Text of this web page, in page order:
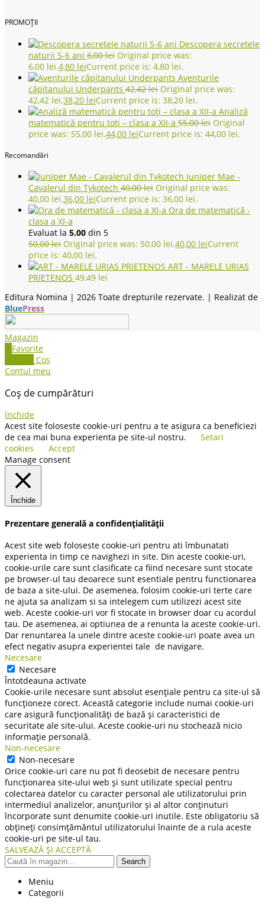
PROMOȚII
Descopera secretele
naturii 5-6 ani 6,00lei Original price was:
6,00 lei.4,80 leiCurrent price is: 4,80 lei.
Aventurile
căpitanului Underpants 42,42lei Original price was:
42,42 lei.38,20 leiCurrent price is: 38,20 lei.
Analiză
matematică pentru toţi – clasa a XII-a 55,00lei Original
price was: 55,00 lei.44,00 leiCurrent price is: 44,00 lei.
Recomandări
Juniper Mae -
Cavalerul din Tykotech 40,00lei Original price was:
40,00 lei.36,00 leiCurrent price is: 36,00 lei.
Ora de matematică -
clasa a XI-a
Evaluat la 5.00 din 5
50,00lei Original price was: 50,00 lei.40,00 leiCurrent
price is: 40,00 lei.
ART - MARELE URIAS
PRIETENOS 49,49 lei
Editura Nomina | 2026 Toate drepturile rezervate. | Realizat de
BluePress
Magazin
0 Favorite
0 items Coș
Contul meu
Coș de cumpărături
închide
Acest site foloseste cookie-uri pentru a te asigura ca beneficiezi
de cea mai buna experienta pe site-ul nostru.
Setari
cookies
Accept
Manage consent
Închide
Prezentare generală a confidențialității
Acest site web foloseste cookie-uri pentru ati îmbunatati
experienta in timp ce navighezi in site. Din aceste cookie-uri,
cookie-urile care sunt clasificate ca fiind necesare sunt stocate
pe browser-ul tau deoarece sunt esentiale pentru functionarea
de baza a site-ului. De asemenea, folosim cookie-uri terte care
ne ajuta sa analizam si sa intelegem cum utilizezi acest site
web. Aceste cookie-uri vor fi stocate in browser doar cu acordul
tau. De asemenea, ai optiunea de a renunta la aceste cookie-uri.
Dar renuntarea la unele dintre aceste cookie-uri poate avea un
efect negativ asupra experientei tale de navigare.
Necesare
Necesare
Întotdeauna activate
Cookie-urile necesare sunt absolut esențiale pentru ca site-ul să
funcționeze corect. Această categorie include numai cookie-uri
care asigură funcționalități de bază și caracteristici de
securitate ale site-ului. Aceste cookie-uri nu stochează nicio
informație personală.
Non-necesare
Non-necesare
Orice cookie-uri care nu pot fi deosebit de necesare pentru
funcționarea site-ului web și sunt utilizate special pentru
colectarea datelor cu caracter personal ale utilizatorului prin
intermediul analizelor, anunțurilor și al altor conținuturi
încorporate sunt denumite cookie-uri inutile. Este obligatoriu să
obțineți consimțământul utilizatorului înainte de a rula aceste
cookie-uri pe site-ul tau.
SALVEAZĂ ȘI ACCEPTĂ
Search
Meniu
Categorii